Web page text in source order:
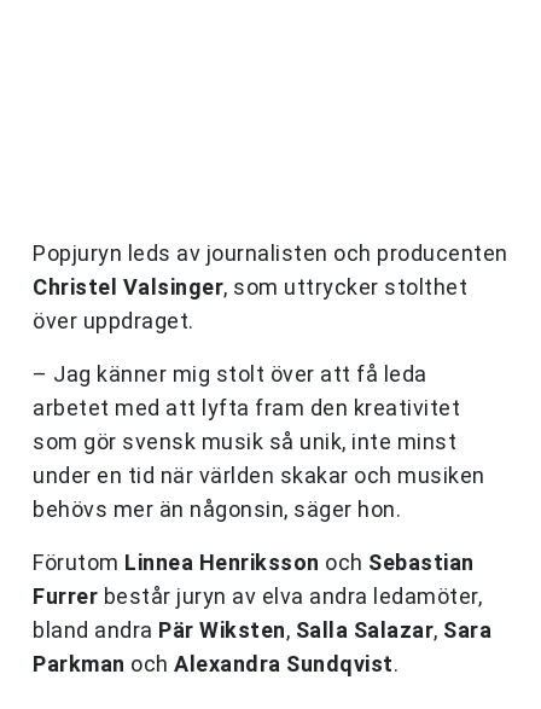
Popjuryn leds av journalisten och producenten
Christel Valsinger, som uttrycker stolthet
över uppdraget.
– Jag känner mig stolt över att få leda
arbetet med att lyfta fram den kreativitet
som gör svensk musik så unik, inte minst
under en tid när världen skakar och musiken
behövs mer än någonsin, säger hon.
Förutom Linnea Henriksson och Sebastian
Furrer består juryn av elva andra ledamöter,
bland andra Pär Wiksten, Salla Salazar, Sara
Parkman och Alexandra Sundqvist.